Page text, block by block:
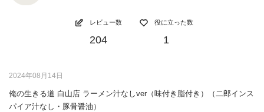
レビュー数
204
役に立った数
1
2024年08月14日
俺の生きる道 白山店 ラーメン汁なしver（味付き脂付き）（二郎インス
パイア汁なし・豚骨醤油）